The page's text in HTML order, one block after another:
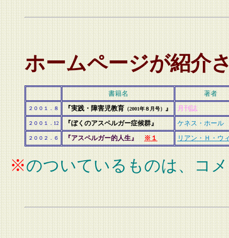
ホームページが紹介
書籍名 著者
２００１．８ 『実践・障害児教育（2001年８月号）』 月刊誌
２００１．12 『ぼくのアスペルガー症候群』 ケネス・ホール
２００２．６ 『アスペルガー的人生』※１ リアン・Ｈ・ウ
※のついているものは、コ